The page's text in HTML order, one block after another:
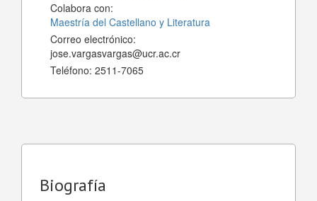
Colabora con:
Maestría del Castellano y Literatura
Correo electrónico:
jose.vargasvargas@ucr.ac.cr
Teléfono: 2511-7065
Biografía